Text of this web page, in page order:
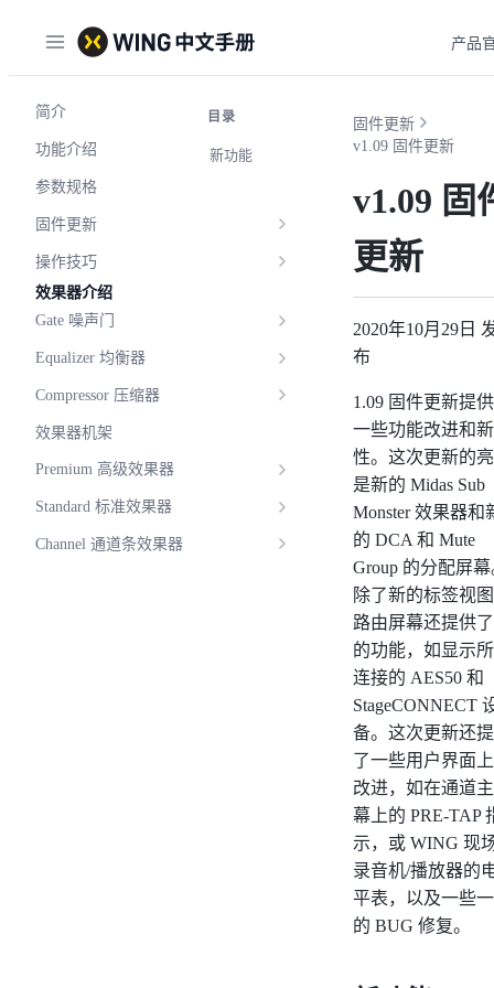
产品
简介
功能介绍
参数规格
固件更新
操作技巧
效果器介绍
Gate 噪声门
Equalizer 均衡器
Compressor 压缩器
效果器机架
Premium 高级效果器
Standard 标准效果器
Channel 通道条效果器
固件更新
v1.09 固件更新
v1.09 固
更新
2020年10月29日
布
1.09 固件更新提
一些功能改进和
性。这次更新的
是新的 Midas Sub
Monster 效果器和
的 DCA 和 Mute
Group 的分配屏
除了新的标签视
路由屏幕还提供
的功能，如显示
连接的 AES50 和
StageCONNECT
备。这次更新还
了一些用户界面
改进，如在通道
幕上的 PRE-TAP
示，或 WING 现
录音机/播放器的
平表，以及一些
的 BUG 修复。
目录
新功能